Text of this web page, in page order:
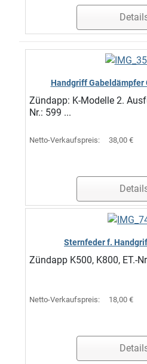
Handgriff Gabeldämpfer
Zündapp: K-Modelle 2.
Nr.: 599 ...
Netto-Verkaufspreis: 38,00 €
Sternfeder f.
Zündapp K500, K800, ET.-
Netto-Verkaufspreis: 18,00 €